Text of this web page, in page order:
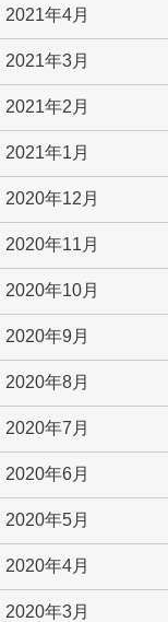
2021年4月
2021年3月
2021年2月
2021年1月
2020年12月
2020年11月
2020年10月
2020年9月
2020年8月
2020年7月
2020年6月
2020年5月
2020年4月
2020年3月